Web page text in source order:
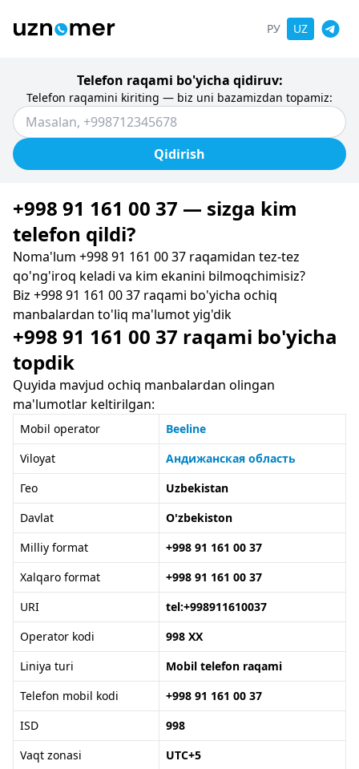
РУ UZ
Telefon raqami bo'yicha qidiruv:
Telefon raqamini kiriting — biz uni bazamizdan topamiz:
Qidirish
+998 91 161 00 37 — sizga kim
telefon qildi?
Noma'lum +998 91 161 00 37 raqamidan tez-tez
qo'ng'iroq keladi va kim ekanini bilmoqchimisiz?
Biz +998 91 161 00 37 raqami bo'yicha ochiq
manbalardan to'liq ma'lumot yig'dik
+998 91 161 00 37 raqami bo'yicha
topdik
Quyida mavjud ochiq manbalardan olingan
ma'lumotlar keltirilgan:
Mobil operator
Beeline
Viloyat
Андижанская область
Гео
Uzbekistan
Davlat
O'zbekiston
Milliy format
+998 91 161 00 37
Xalqaro format
+998 91 161 00 37
URI
tel:+998911610037
Operator kodi
998 XX
Liniya turi
Mobil telefon raqami
Telefon mobil kodi
+998 91 161 00 37
ISD
998
Vaqt zonasi
UTC+5